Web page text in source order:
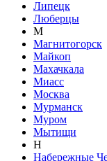
Липецк
Люберцы
М
Магнитогорск
Майкоп
Махачкала
Миасс
Москва
Мурманск
Муром
Мытищи
Н
Набережные